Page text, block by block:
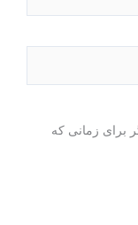
برای زمانی که